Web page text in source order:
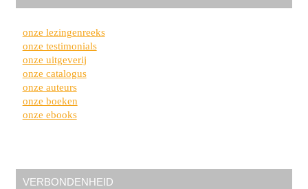
onze lezingenreeks
onze testimonials
onze uitgeverij
onze catalogus
onze auteurs
onze boeken
onze ebooks
VERBONDENHEID